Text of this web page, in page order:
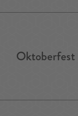
Oktoberfest